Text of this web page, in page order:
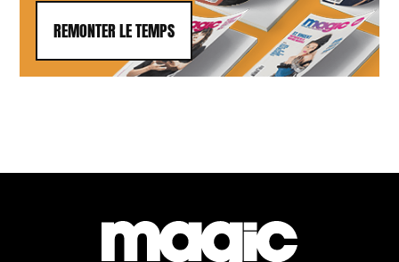
REMONTER LE TEMPS